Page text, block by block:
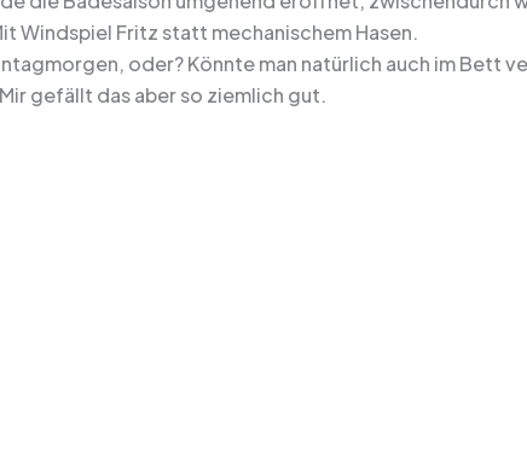
Windspiel Fritz statt mechanischem Hasen.
oder? Könnte man natürlich auch im Bett
gefällt das aber so ziemlich gut.